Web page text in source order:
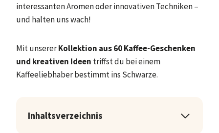
interessanten Aromen oder innovativen Techniken –
und halten uns wach!
Mit unsererKollektion aus 60 Kaffee-Geschenken
und kreativen Ideen triffst du bei einem
Kaffeeliebhaber bestimmt ins Schwarze.
Inhaltsverzeichnis